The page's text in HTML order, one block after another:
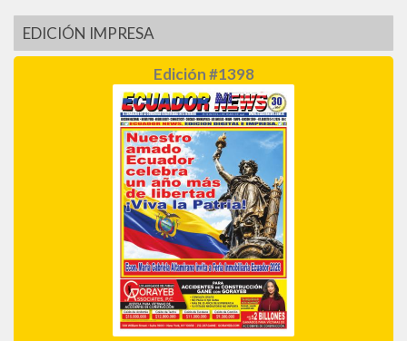
EDICIÓN IMPRESA
Edición #1398